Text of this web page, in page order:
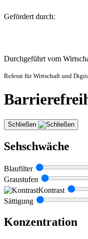
Gefördert durch:
Durchgeführt vom
Referat für Wirtschaft und
Schließen
Sehschwäche
Blaufilter
Graustufen
Kontrast
Sättigung
Konzentration